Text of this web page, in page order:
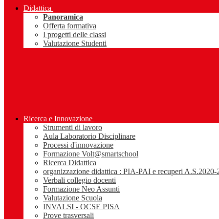
Didattica
Panoramica
Offerta formativa
I progetti delle classi
Valutazione Studenti
Ricerca e Innovazione
Strumenti di lavoro
Aula Laboratorio Disciplinare
Processi d'innovazione
Formazione Volt@smartschool
Ricerca Didattica
organizzazione didattica : PIA-PAI e recuperi A.S.2020-
Verbali collegio docenti
Formazione Neo Assunti
Valutazione Scuola
INVALSI - OCSE PISA
Prove trasversali